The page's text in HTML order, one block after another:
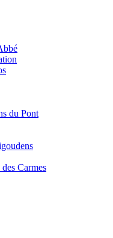
du Pont
Carmes